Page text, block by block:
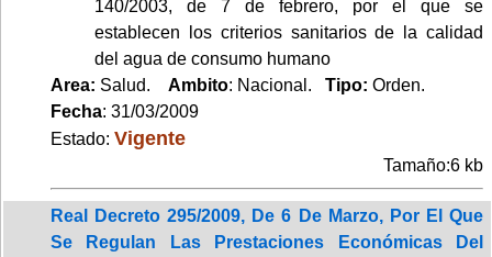
140/2003, de 7 de febrero, por el que se
establecen los criterios sanitarios de la calidad
del agua de consumo humano
Area: Salud. Ambito: Nacional. Tipo: Orden.
Fecha: 31/03/2009
Estado: Vigente
Tamaño:6 kb
Real Decreto 295/2009, De 6 De Marzo, Por El Que
Se Regulan Las Prestaciones Económicas Del